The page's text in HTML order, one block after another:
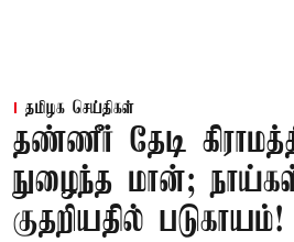
தமிழக செய்திகள்
தண்ணீர் தேடி
நுழைந்த மான்;
குதறியதில் படுகாயம்!